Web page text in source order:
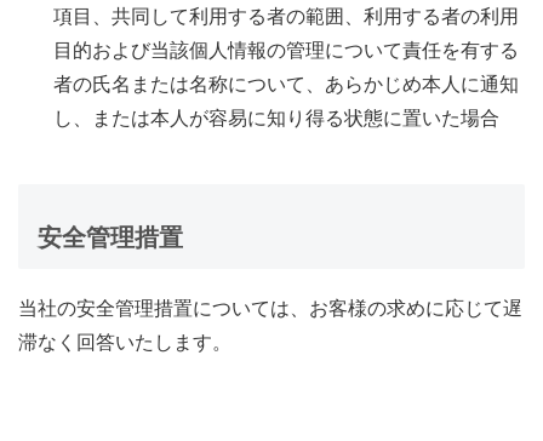
項目、共同して利用する者の範囲、利用する者の利用
目的および当該個人情報の管理について責任を有する
者の氏名または名称について、あらかじめ本人に通知
し、または本人が容易に知り得る状態に置いた場合
安全管理措置
当社の安全管理措置については、お客様の求めに応じて遅
滞なく回答いたします。